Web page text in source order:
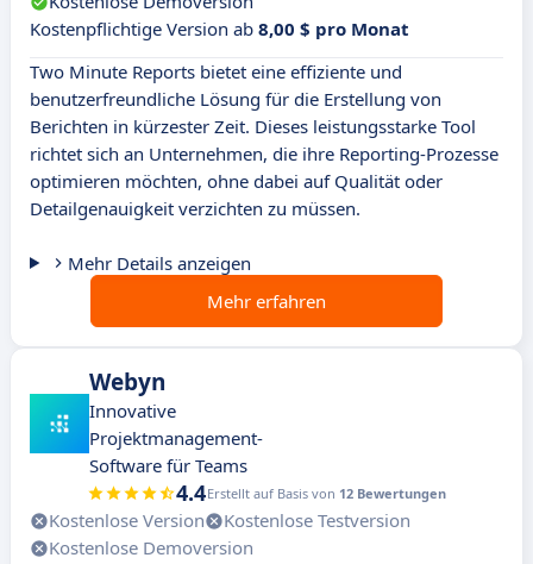
Kostenpflichtige Version ab 8,00 $ pro Monat
Two Minute Reports bietet eine effiziente und
benutzerfreundliche Lösung für die Erstellung von
Berichten in kürzester Zeit. Dieses leistungsstarke Tool
richtet sich an Unternehmen, die ihre Reporting-Prozesse
optimieren möchten, ohne dabei auf Qualität oder
Detailgenauigkeit verzichten zu müssen.
Mehr Details anzeigen
Mehr erfahren
Webyn
Innovative
Projektmanagement-
Software für Teams
4.4Erstellt auf Basis von 12 Bewertungen
Kostenlose Version
Kostenlose Testversion
Kostenlose Demoversion